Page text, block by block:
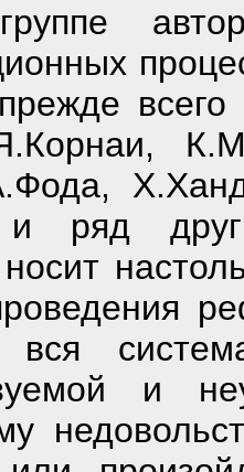
ряд
вся
и